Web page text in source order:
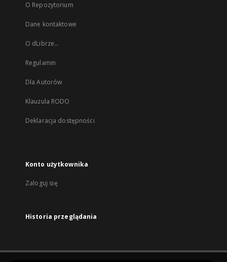
O Repozytorium
Dane kontaktowe
O dLibrze...
Regulamin
Dla Autorów
Klauzula RODO
Deklaracja dostępności
Konto użytkownika
Zaloguj się
Historia przeglądania